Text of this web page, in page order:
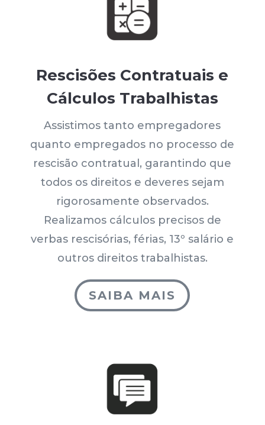
Rescisões Contratuais e
Cálculos Trabalhistas
Assistimos tanto empregadores
quanto empregados no processo de
rescisão contratual, garantindo que
todos os direitos e deveres sejam
rigorosamente observados.
Realizamos cálculos precisos de
verbas rescisórias, férias, 13º salário e
outros direitos trabalhistas.
SAIBA MAIS